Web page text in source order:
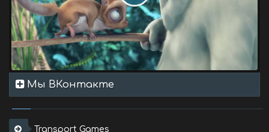
Мы ВКонтакте
Transport Games